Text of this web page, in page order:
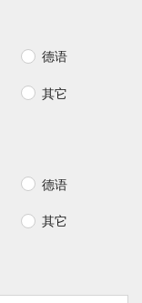
德语
其它
德语
其它